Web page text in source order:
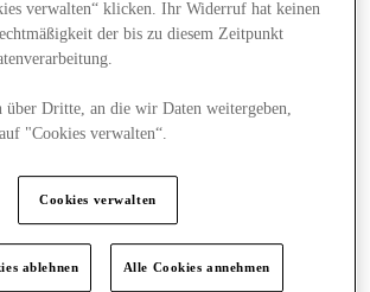
Besuch
verwalten“ klicken. Ihr Widerruf hat keinen
der bis zu diesem Zeitpunkt
Dritte, an die wir Daten weitergeben,
"Cookies verwalten“.
Cookies verwalten
ablehnen Alle Cookies annehmen